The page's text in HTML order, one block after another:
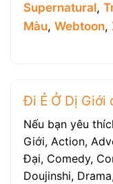
Supernatural,
Màu, Webtoon,
Đi Ẻ Ở Dị Giới
Nếu bạn yêu
Giới, Action,
Đại, Comedy,
Doujinshi,